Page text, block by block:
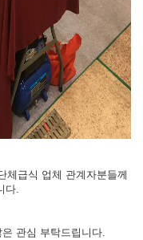
체급식 업체 관계자분들께
다.
관심 부탁드립니다.